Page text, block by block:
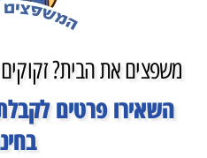
משפצים את הבית?
השאירו פרטים